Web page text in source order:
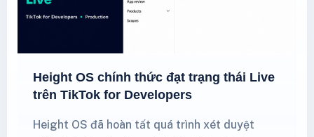
Height OS chính thức đạt trạng thái Live
trên TikTok for Developers
Height OS đã hoàn tất quá trình xét duyệt